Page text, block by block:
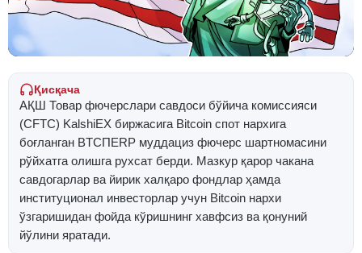
Қисқача
АҚШ Товар фючерслари савдоси бўйича комиссияси
(CFTC) KalshiЕХ биржасига Bitcoin спот нархига
боғланган BTCПERP муддациз фючерс шартномасини
рўйхатга олишга рухсат берди. Мазкур қарор чакана
савдогарлар ва йирик халқаро фондлар ҳамда
институционал инвесторлар учун Bitcoin нархи
ўзгаришидан фойда кўришнинг хавфсиз ва қонуний
йўлини яратади.